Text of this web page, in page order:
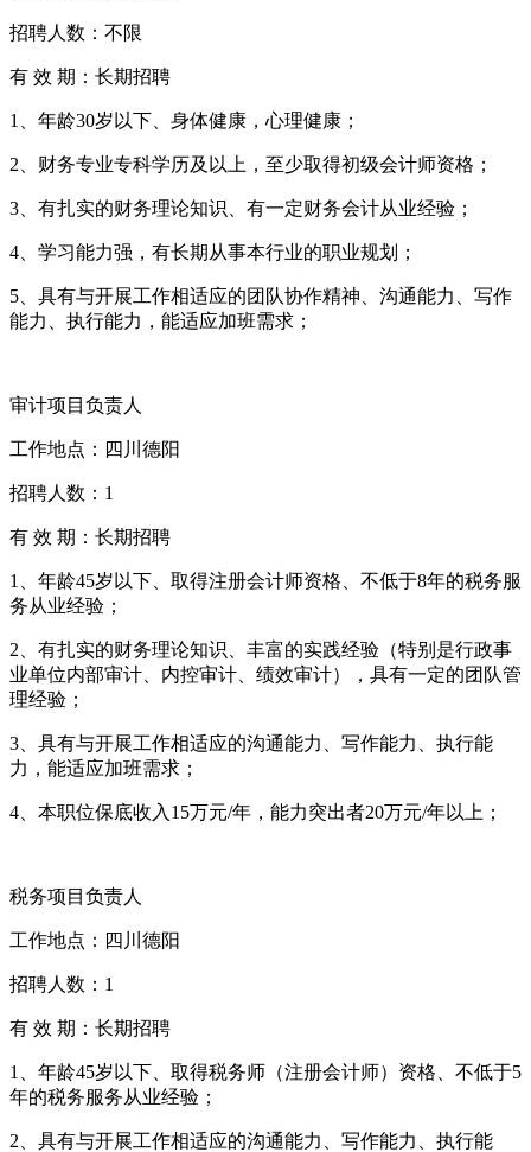
招聘人数：不限
有 效 期：长期招聘
1、年龄30岁以下、身体健康，心理健康；
2、财务专业专科学历及以上，至少取得初级会计师资格；
3、有扎实的财务理论知识、有一定财务会计从业经验；
4、学习能力强，有长期从事本行业的职业规划；
5、具有与开展工作相适应的团队协作精神、沟通能力、写作
能力、执行能力，能适应加班需求；
审计项目负责人
工作地点：四川德阳
招聘人数：1
有 效 期：长期招聘
1、年龄45岁以下、取得注册会计师资格、不低于8年的税务服
务从业经验；
2、有扎实的财务理论知识、丰富的实践经验（特别是行政事
业单位内部审计、内控审计、绩效审计），具有一定的团队管
理经验；
3、具有与开展工作相适应的沟通能力、写作能力、执行能
力，能适应加班需求；
4、本职位保底收入15万元/年，能力突出者20万元/年以上；
税务项目负责人
工作地点：四川德阳
招聘人数：1
有 效 期：长期招聘
1、年龄45岁以下、取得税务师（注册会计师）资格、不低于5
年的税务服务从业经验；
2、具有与开展工作相适应的沟通能力、写作能力、执行能